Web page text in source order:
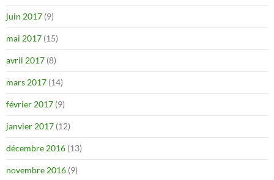
juin 2017 (9)
mai 2017 (15)
avril 2017 (8)
mars 2017 (14)
février 2017 (9)
janvier 2017 (12)
décembre 2016 (13)
novembre 2016 (9)